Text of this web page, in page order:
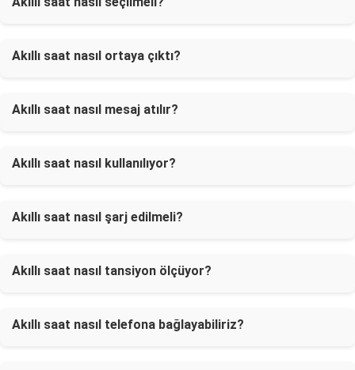
Akıllı saat nasıl ortaya çıktı?
Akıllı saat nasıl mesaj atılır?
Akıllı saat nasıl kullanılıyor?
Akıllı saat nasıl şarj edilmeli?
Akıllı saat nasıl tansiyon ölçüyor?
Akıllı saat nasıl telefona bağlayabiliriz?